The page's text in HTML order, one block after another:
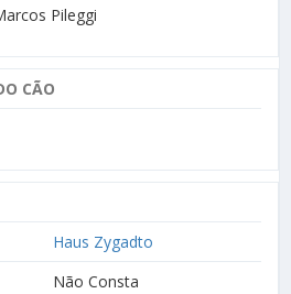
Pileggi
CÃO
Haus Zygadto
Não Consta